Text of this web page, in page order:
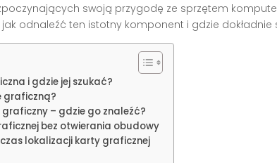
swoją przygodę ze sprzętem
odnaleźć ten istotny komponent i gdzie dokładnie
i gdzie jej szukać?
graficzną?
– gdzie go znaleźć?
bez otwierania obudowy
lokalizacji karty graficznej